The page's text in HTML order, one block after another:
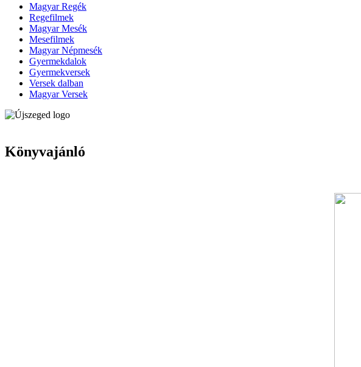
Magyar Regék
Regefilmek
Magyar Mesék
Mesefilmek
Magyar Népmesék
Gyermekdalok
Gyermekversek
Versek dalban
Magyar Versek
Könyvajánló